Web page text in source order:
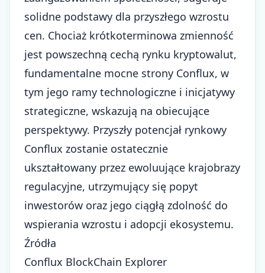
solidne podstawy dla przyszłego wzrostu
cen. Chociaż krótkoterminowa zmienność
jest powszechną cechą rynku kryptowalut,
fundamentalne mocne strony Conflux, w
tym jego ramy technologiczne i inicjatywy
strategiczne, wskazują na obiecujące
perspektywy. Przyszły potencjał rynkowy
Conflux zostanie ostatecznie
ukształtowany przez ewoluujące krajobrazy
regulacyjne, utrzymujący się popyt
inwestorów oraz jego ciągłą zdolność do
wspierania wzrostu i adopcji ekosystemu.
Źródła
Conflux BlockChain Explorer